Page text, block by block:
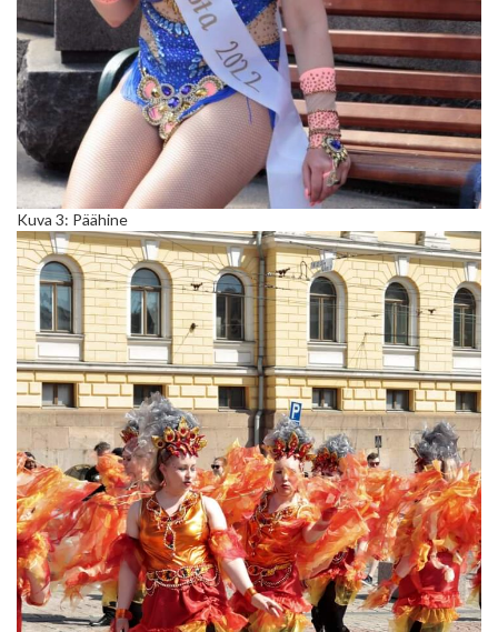
Kuva 3: Päähine